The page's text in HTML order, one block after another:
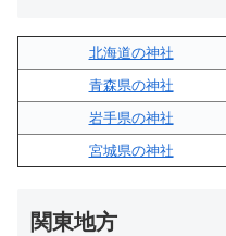
北海道の神社
青森県の神社
岩手県の神社
宮城県の神社
関東地方